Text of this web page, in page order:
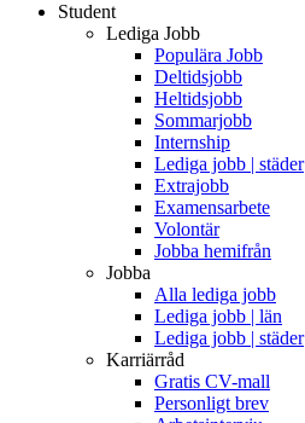
Student
Lediga Jobb
Populära Jobb
Deltidsjobb
Heltidsjobb
Sommarjobb
Internship
Lediga jobb | städer
Extrajobb
Examensarbete
Volontär
Jobba hemifrån
Jobba
Alla lediga jobb
Lediga jobb | län
Lediga jobb | städer
Karriärråd
Gratis CV-mall
Personligt brev